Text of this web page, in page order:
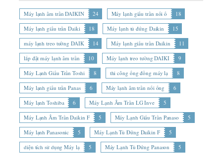
Máy lạnh âm trần DAIKIN 24 Máy lạnh giấu trần nối ố
18
Máy lạnh giấu trần Daiki
18 Máy lạnh tủ đứng Daikin
15
máy lạnh treo tường DAIK
14 Máy lạnh giấu trần Daikin
11
lắp đặt máy lạnh âm trần
10 Máy lạnh treo tường DAIKI
9
Máy Lạnh Giấu Trần Toshi
8 thi công ống đồng máy lạ
8
Máy lạnh giấu trần Panas
6 Máy lạnh âm trần nối ống
6
Máy lạnh Toshiba
6 Máy Lạnh Âm Trần LG Inve
5
Máy Lạnh Âm Trần Daikin F
5 Máy Lạnh Giấu Trần Panaso
5
Máy lạnh Panasonic
5 Máy Lạnh Tủ Đứng Daikin F
5
diện tích sử dụng Máy lạ
5 Máy Lạnh Tủ Đứng Panason 5